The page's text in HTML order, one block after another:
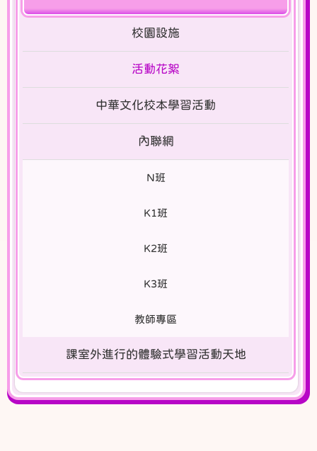
校園設施
活動花絮
中華文化校本學習活動
內聯網
N班
K1班
K2班
K3班
教師專區
課室外進行的體驗式學習活動天地